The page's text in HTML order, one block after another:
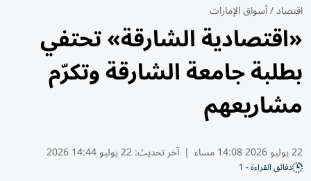
اقتصاد/أسواق الإمارات
«اقتصادية الشارقة» تحتفي
بطلبة جامعة الشارقة وتكرّم
مشاريعهم
22 يوليو 2026 14:08 مساء | آخر تحديث:22 يوليو 14:44 2026
دقائق القراءة - 1